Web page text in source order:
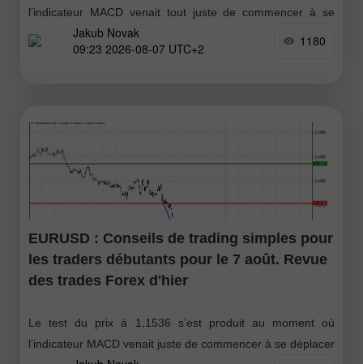
l’indicateur MACD venait tout juste de commencer à se
déplacer à la hausse depuis la ligne zéro
Jakub Novak
09:23 2026-08-07 UTC+2
1180
EURUSD : Conseils de trading simples pour
les traders débutants pour le 7 août. Revue
des trades Forex d'hier
Le test du prix à 1,1536 s’est produit au moment où
l’indicateur MACD venait juste de commencer à se déplacer